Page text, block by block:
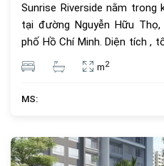
Sunrise Riverside nằm
tại đường Nguyễn Hữu
phố Hồ Chí Minh. Diện tích ,
căn hộ officetel, căn hộ,
phòng ngủ, 2 phòng ngủ, 3
đều có ban công, một số căn
m2
MS: